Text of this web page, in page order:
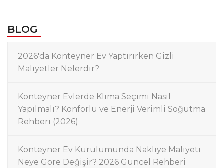
BLOG
2026'da Konteyner Ev Yaptırırken Gizli
Maliyetler Nelerdir?
Konteyner Evlerde Klima Seçimi Nasıl
Yapılmalı? Konforlu ve Enerji Verimli Soğutma
Rehberi (2026)
Konteyner Ev Kurulumunda Nakliye Maliyeti
Neye Göre Değişir? 2026 Güncel Rehberi